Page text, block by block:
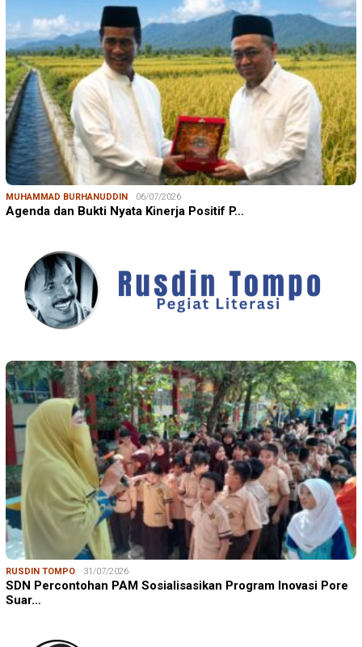
MUHAMMAD BURHANUDDIN 06/07/2026
Agenda dan Bukti Nyata Kinerja Positif P…
RUSDIN TOMPO 31/07/2026
SDN Percontohan PAM Sosialisasikan Program Inovasi Pore
Suar…